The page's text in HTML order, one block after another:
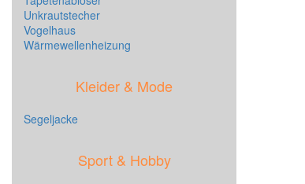
Unkrautstecher
Vogelhaus
Wärmewellenheizung
Kleider & Mode
Segeljacke
Sport & Hobby